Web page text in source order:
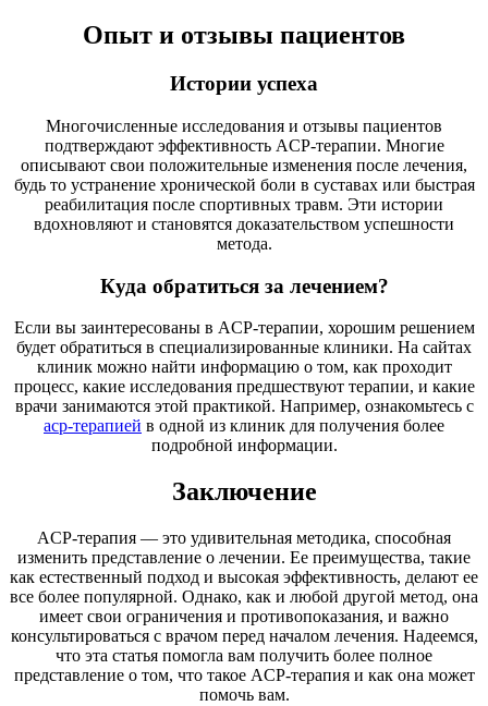
Опыт и отзывы пациентов
Истории успеха
Многочисленные исследования и отзывы пациентов
подтверждают эффективность ACP-терапии. Многие
описывают свои положительные изменения после лечения,
будь то устранение хронической боли в суставах или быстрая
реабилитация после спортивных травм. Эти истории
вдохновляют и становятся доказательством успешности
метода.
Куда обратиться за лечением?
Если вы заинтересованы в ACP-терапии, хорошим решением
будет обратиться в специализированные клиники. На сайтах
клиник можно найти информацию о том, как проходит
процесс, какие исследования предшествуют терапии, и какие
врачи занимаются этой практикой. Например, ознакомьтесь с
acp-терапией в одной из клиник для получения более
подробной информации.
Заключение
ACP-терапия — это удивительная методика, способная
изменить представление о лечении. Ее преимущества, такие
как естественный подход и высокая эффективность, делают ее
все более популярной. Однако, как и любой другой метод, она
имеет свои ограничения и противопоказания, и важно
консультироваться с врачом перед началом лечения. Надеемся,
что эта статья помогла вам получить более полное
представление о том, что такое ACP-терапия и как она может
помочь вам.